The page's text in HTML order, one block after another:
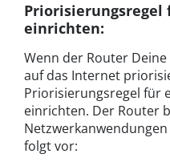
einrichten:
Wenn der Router
auf das Internet
Priorisierungsregel für
einrichten. Der Router
folgt vor: